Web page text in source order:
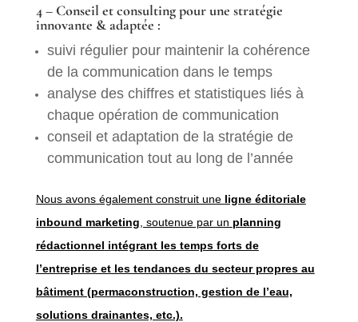
4 – Conseil et consulting pour une stratégie
innovante & adaptée :
suivi régulier pour maintenir la cohérence
de la communication dans le temps
analyse des chiffres et statistiques liés à
chaque opération de communication
conseil et adaptation de la stratégie de
communication tout au long de l’année
Nous avons également construit une ligne éditoriale
inbound marketing , soutenue par un planning
rédactionnel intégrant les temps forts de
l’entreprise et les tendances du secteur propres au
bâtiment (permaconstruction, gestion de l’eau,
solutions drainantes, etc.).